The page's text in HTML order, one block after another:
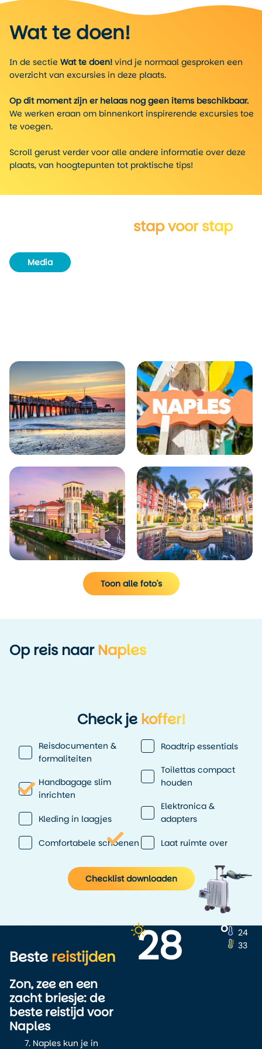
Wat te doen!
In de sectie Wat te doen! vind je normaal gesproken een
overzicht van excursies in deze plaats.
Op dit moment zijn er helaas nog geen items beschikbaar.
We werken eraan om binnenkort inspirerende excursies toe
te voegen.
Scroll gerust verder voor alle andere informatie over deze
plaats, van hoogtepunten tot praktische tips!
stap voor stap
Media
Toon alle foto's
Op reis naarNaples
Check jekoffer!
Reisdocumenten &
formaliteiten
Handbagage slim
inrichten
Kleding in laagjes
Comfortabele schoenen
Roadtrip essentials
Toilettas compact
houden
Elektronica &
adapters
Laat ruimte over
Checklist downloaden
Bestereistijden
Zon, zee en een
zacht briesje: de
beste reistijd voor
Naples
Naples kun je in
28 o
24
33